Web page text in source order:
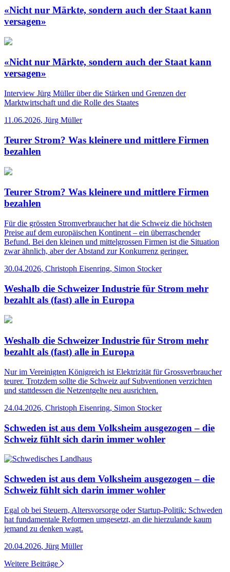
«Nicht nur Märkte, sondern auch der Staat kann
versagen»
«Nicht nur Märkte, sondern auch der Staat kann
versagen»
Interview Jürg Müller über die Stärken und Grenzen der
Marktwirtschaft und die Rolle des Staates
11.06.2026, Jürg Müller
Teurer Strom? Was kleinere und mittlere Firmen
bezahlen
Teurer Strom? Was kleinere und mittlere Firmen
bezahlen
Für die grössten Stromverbraucher hat die Schweiz die höchsten
Preise auf dem europäischen Kontinent – ein überraschender
Befund. Bei den kleinen und mittelgrossen Firmen ist die Situation
zwar ähnlich, aber der Abstand zur Konkurrenz geringer.
30.04.2026, Christoph Eisenring, Simon Stocker
Weshalb die Schweizer Industrie für Strom mehr
bezahlt als (fast) alle in Europa
Weshalb die Schweizer Industrie für Strom mehr
bezahlt als (fast) alle in Europa
Nur im Vereinigten Königreich ist Elektrizität für Grossverbraucher
teurer. Trotzdem sollte die Schweiz auf Subventionen verzichten
und stattdessen die Netzentgelte neu ausrichten.
24.04.2026, Christoph Eisenring, Simon Stocker
Schweden ist aus dem Volksheim ausgezogen – die
Schweiz fühlt sich darin immer wohler
Schweden ist aus dem Volksheim ausgezogen – die
Schweiz fühlt sich darin immer wohler
Egal ob bei Steuern, Altersvorsorge oder Startup-Politik: Schweden
hat fundamentale Reformen umgesetzt, an die hierzulande kaum
jemand zu denken wagt.
20.04.2026, Jürg Müller
Weitere Beiträge